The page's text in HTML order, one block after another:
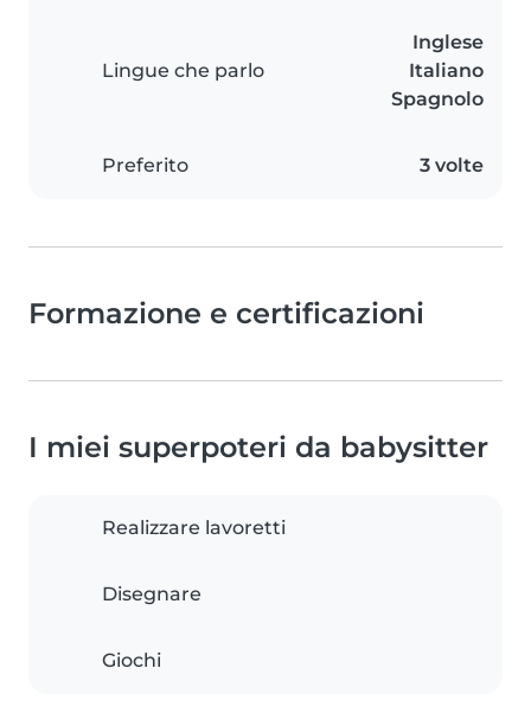
Lingue che parlo
Inglese
Italiano
Spagnolo
Preferito 3 volte
Formazione e certificazioni
I miei superpoteri da babysitter
Realizzare lavoretti
Disegnare
Giochi